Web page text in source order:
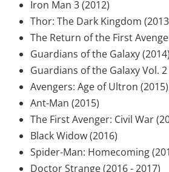
Iron Man 3 (2012)
Thor: The Dark Kingdom
The Return of the First
Guardians of the Galaxy (2014)
Guardians of the Galaxy Vol. 2
Avengers: Age of Ultron (2015)
Ant-Man (2015)
The First Avenger: Civil War
Black Widow (2016)
Spider-Man: Homecoming
Doctor Strange (2016 - 2017)